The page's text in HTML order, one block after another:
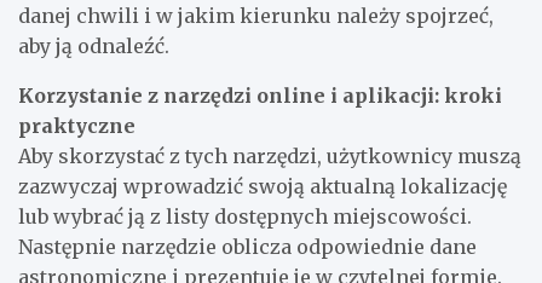
danej chwili i w jakim kierunku należy spojrzeć,
aby ją odnaleźć.
Korzystanie z narzędzi online i aplikacji: kroki
praktyczne
Aby skorzystać z tych narzędzi, użytkownicy muszą
zazwyczaj wprowadzić swoją aktualną lokalizację
lub wybrać ją z listy dostępnych miejscowości.
Następnie narzędzie oblicza odpowiednie dane
astronomiczne i prezentuje je w czytelnej formie.